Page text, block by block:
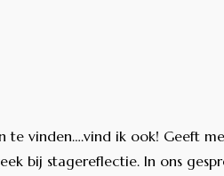
vinden….vind ik ook! Geeft
bij stagereflectie. In ons